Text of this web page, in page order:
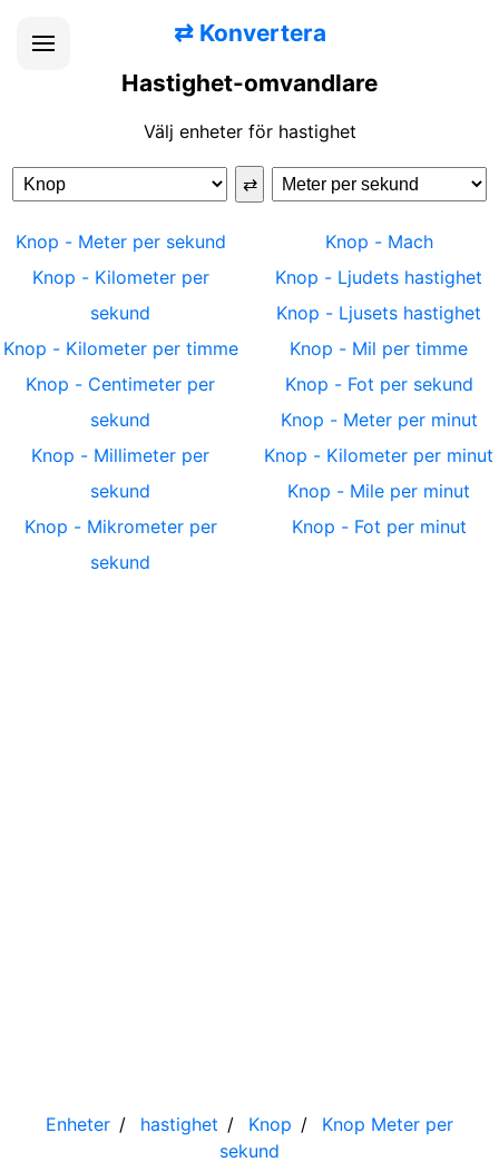
⇄ Konvertera
Hastighet-omvandlare
Välj enheter för hastighet
⇄
Knop - Meter per sekund
Knop - Kilometer per
sekund
Knop - Kilometer per timme
Knop - Centimeter per
sekund
Knop - Millimeter per
sekund
Knop - Mikrometer per
sekund
Knop - Mach
Knop - Ljudets hastighet
Knop - Ljusets hastighet
Knop - Mil per timme
Knop - Fot per sekund
Knop - Meter per minut
Knop - Kilometer per minut
Knop - Mile per minut
Knop - Fot per minut
Enheter hastighet Knop Knop Meter per
sekund